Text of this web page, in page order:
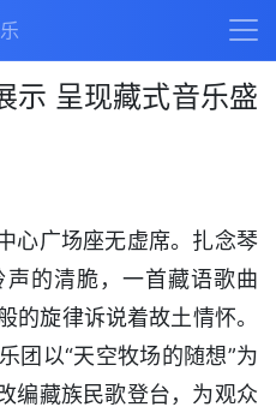
示 呈现藏式音乐盛
心广场座无虚席。扎念琴
的清脆，一首藏语歌曲
的旋律诉说着故土情怀。
团以“天空牧场的随想”为
编藏族民歌登台，为观众